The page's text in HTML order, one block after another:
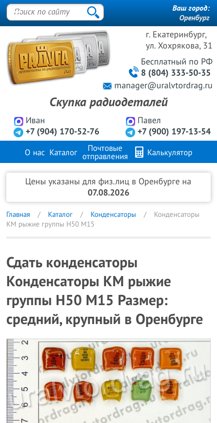
г. Екатеринбург,
ул. Хохрякова, 31
Иван
+7 (904) 170-52-76
Павел
+7 (900) 197-13-54
Бесплатный по РФ
8 (804) 333-50-35
manager@uralvtordrag.ru
Скупка радиодеталей
Ваш город:
Оренбург
О нас Каталог
Почтовые
отправления
Калькулятор
Продажа металлов Контакты
Цены указаны для физ.лиц в Оренбурге на
07.08.2026
Главная Каталог Конденсаторы
Конденсаторы
КМ рыжие группы Н50 М15
Сдать конденсаторы
Конденсаторы КМ рыжие
группы Н50 М15 Размер:
средний, крупный в Оренбурге